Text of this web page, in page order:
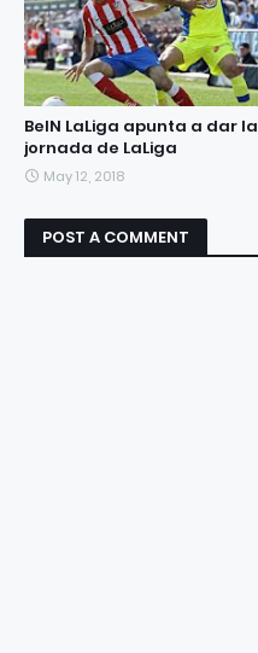
BeIN LaLiga apunta a dar la
jornada de LaLiga
May 12, 2018
POST A COMMENT